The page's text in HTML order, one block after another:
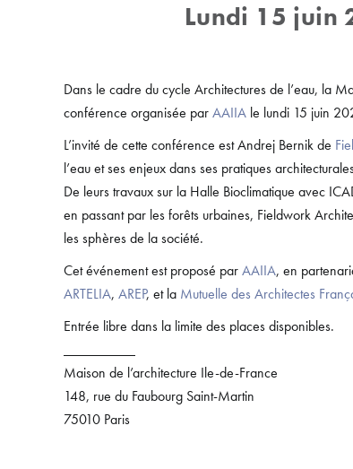
Lundi 15 juin
Dans le cadre du cycle Architectures de l’eau, la
conférence organisée parAAIIA le lundi 15 juin
L’invité de cette conférence est Andrej Bernik de
l’eau et ses enjeux dans ses pratiques
De leurs travaux sur la Halle Bioclimatique avec
en passant par les forêts urbaines, Fieldwork
les sphères de la société.
Cet événement est proposé parAAIIA, en
ARTELIA, AREP, et la Mutuelle des Architectes
Entrée libre dans la limite des places disponibles.
Maison de l’architecture Ile-de-France
148, rue du Faubourg Saint-Martin
75010 Paris